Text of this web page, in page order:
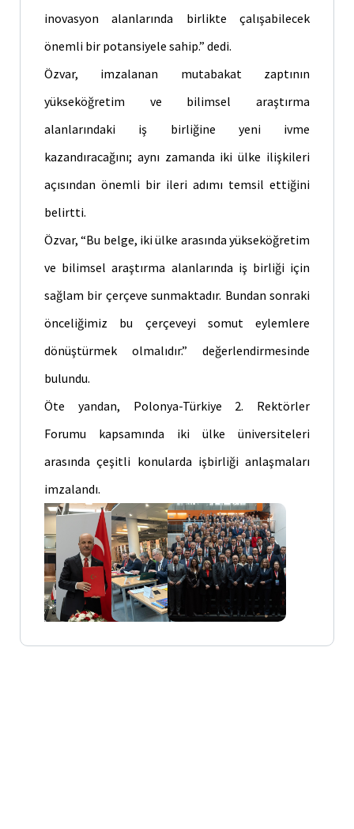
inovasyon alanlarında birlikte çalışabilecek
önemli bir potansiyele sahip.” dedi.
Özvar, imzalanan mutabakat zaptının
yükseköğretim ve bilimsel araştırma
alanlarındaki iş birliğine yeni ivme
kazandıracağını; aynı zamanda iki ülke ilişkileri
açısından önemli bir ileri adımı temsil ettiğini
belirtti.
Özvar, “Bu belge, iki ülke arasında yükseköğretim
ve bilimsel araştırma alanlarında iş birliği için
sağlam bir çerçeve sunmaktadır. Bundan sonraki
önceliğimiz bu çerçeveyi somut eylemlere
dönüştürmek olmalıdır.” değerlendirmesinde
bulundu.
Öte yandan, Polonya-Türkiye 2. Rektörler
Forumu kapsamında iki ülke üniversiteleri
arasında çeşitli konularda işbirliği anlaşmaları
imzalandı.